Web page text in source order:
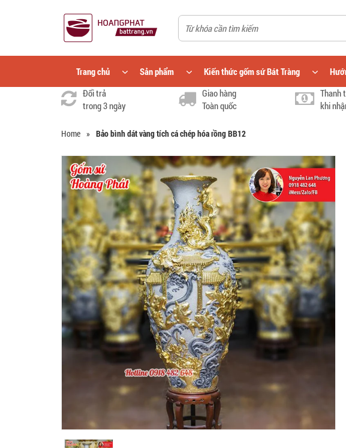
Trang chủ Sản phẩm Kiến thức gốm sứ Bát Tràng
Đổi trả
trong 3 ngày
Giao hàng
Toàn quốc
Thanh
khi
Home » Bảo bình dát vàng tích cá chép hóa rồng BB12